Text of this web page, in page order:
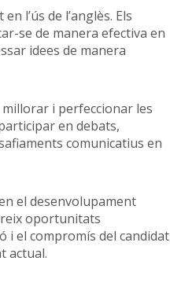
l’ús de l’anglès. Els
se de manera efectiva en
idees de manera
i perfeccionar les
en debats,
comunicatius en
el desenvolupament
oportunitats
i el compromís del candidat
actual.